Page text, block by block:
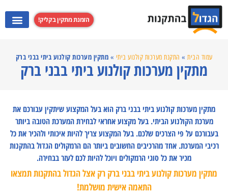
הזמנת מתקין בקליק!
עמוד הבית » התקנת מערכות קולנוע ביתי » מתקין מערכות קולנוע ביתי בבני ברק
מתקין מערכות קולנוע ביתי בבני ברק
מתקין מערכות קולנוע ביתי בבני ברק הוא בעל המקצוע שיתקין עבורכם את
מערכת הקולנוע הביתי. בעל מקצוע אחראי לבחירת המערכת הטובה ביותר
בעבורכם על פי הצרכים שלכם. בעל המקצוע צריך להיות איכותי ולהכיר את כל
רכיבי המערכת. אחד מהרכיבים החשובים ביותר הם הרמקולים הגדול בהתקנות
מכיר את כל סוגי הרמקולים ויוכל להיות לכם לעזר בבחירה.
מתקין מערכות קולנוע ביתי בבני ברק רק אצל הגדול בהתקנות תמצאו
התאמה אישית מושלמת!